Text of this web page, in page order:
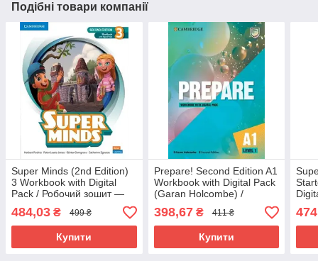
Подібні товари компанії
Super Minds (2nd Edition)
3 Workbook with Digital
Pack / Робочий зошит —
484,03 ₴ 499 ₴
Купити
Prepare! Second Edition A1
Workbook with Digital Pack
(Garan Holcombe) /
398,67₴ 411 ₴
Купити